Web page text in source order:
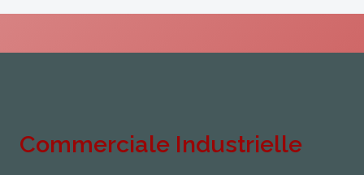
Commerciale Industrielle